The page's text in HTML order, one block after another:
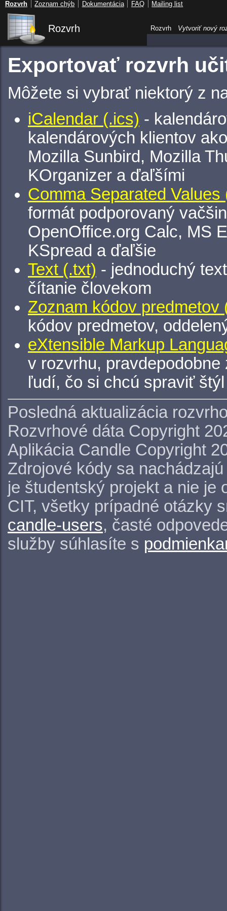
Rozvrh
Exportovať rozvrh
Môžete si vybrať niektorý z
iCalendar (.ics) -
kalendárových klientov
Mozilla Sunbird, Mozilla
KOrganizer a ďaľšími
Comma Separated Values
formát podporovaný
OpenOffice.org Calc, MS
KSpread a ďaľšie
Text (.txt) - jednoduchý
čítanie človekom
Zoznam kódov predmetov
kódov predmetov,
eXtensible Markup
v rozvrhu,
ľudí, čo si chcú spraviť
Posledná aktualizácia
Rozvrhové dáta Copyright
Aplikácia Candle Copyright
Zdrojové kódy sa
je študentský projekt a nie je
CIT, všetky prípadné otázky
candle-users, časté
služby súhlasíte s
Rozvrh Vytvoriť nový
Rozvrh Zoznam chýb Dokumentácia FAQ Mailing list